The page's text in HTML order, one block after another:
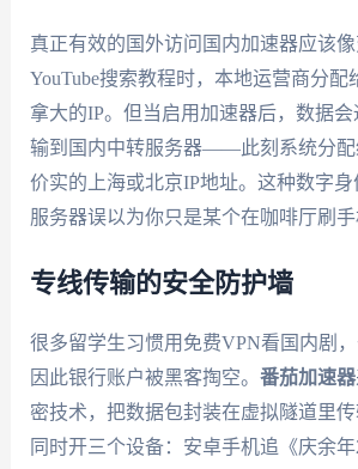
真正有效的国外访问国内加速器应该
YouTube搜索教程时，本地运营商分配
拿大的IP。但当启用加速器后，数据
输到国内中转服务器——此刻系统分配
价实的上海或北京IP地址。这种数字
服务器误以为你只是某个在咖啡厅刷手
专线传输的安全防护墙
很多留学生习惯用免费VPN看国内剧
因此银行账户被黑客掏空。 番茄加速器
密技术，把数据包封装在虚拟隧道里
同时开三个设备：安卓手机追《庆余年